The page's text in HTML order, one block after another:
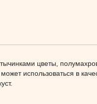
цветы,
использоваться в